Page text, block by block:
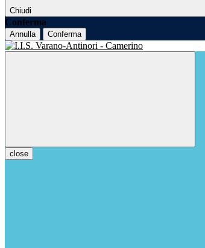
Chiudi
Conferma
Annulla Conferma
close